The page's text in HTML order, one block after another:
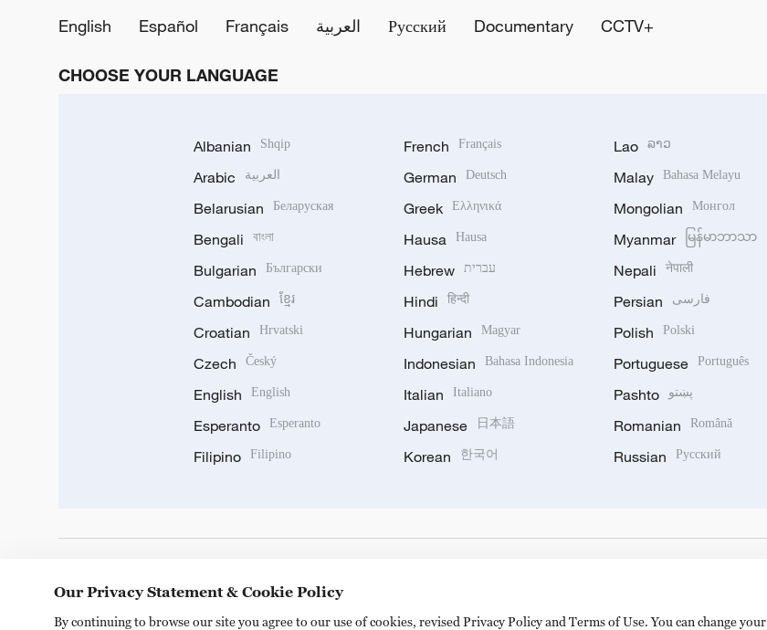
English
Español Français العربية Русский Documentary CCTV+
CHOOSE YOUR LANGUAGE
Albanian Shqip
Arabic العربية
Belarusian Беларуская
Bengali বাংলা
Bulgarian Български
Cambodian ខ្មែរ
Croatian Hrvatski
Czech Český
English English
Esperanto Esperanto
Filipino Filipino
French Français
German Deutsch
Greek Ελληνικά
Hausa Hausa
Hebrew עברית
Hindi हिन्दी
Hungarian Magyar
Indonesian Bahasa Indonesia
Italian Italiano
Japanese 日本語
Korean 한국어
Lao ລາວ
Malay Bahasa Melayu
Mongolian Монгол
Myanmar မြန်မာဘာသာ
Nepali नेपाली
Persian فارسی
Polish Polski
Portuguese Português
Pashto پښتو
Romanian Română
Russian Русский
Our Privacy Statement & Cookie Policy
By continuing to browse our site you agree to our use of cookies, revised Privacy Policy and Terms of Use. You can change your